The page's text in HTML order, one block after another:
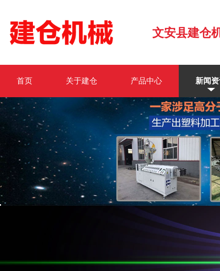
文安县建仓
首页 关于建仓 产品中心 新闻